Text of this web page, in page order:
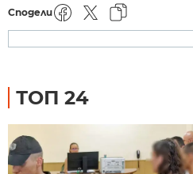
Сподели
ТОП 24